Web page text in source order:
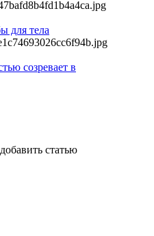
для тела
созревает в
статью